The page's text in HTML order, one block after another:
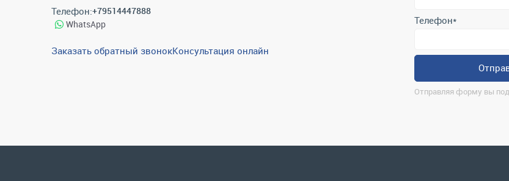
Телефон:+79514447888
WhatsApp
Заказать обратный звонокКонсультация онлайн
Каталог
О компании